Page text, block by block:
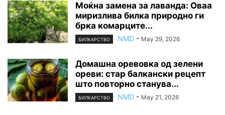
Моќна замена за лаванда: Оваа
миризлива билка природно ги
брка комарците...
БИЛКАРСТВО NMD - May 29, 2026
Домашна оревовка од зелени
ореви: стар балкански рецепт
што повторно станува...
БИЛКАРСТВО NMD - May 21, 2026